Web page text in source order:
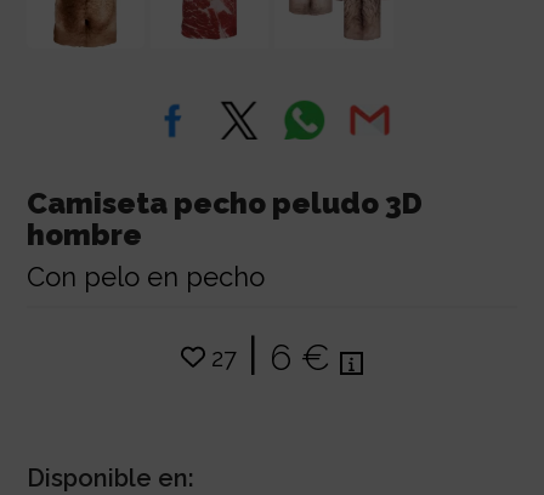
Camiseta pecho peludo 3D
hombre
Con pelo en pecho
27| 6 €
Disponible en: